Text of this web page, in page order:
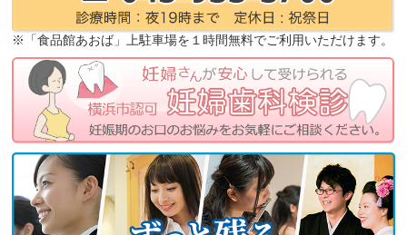
※「食品館あおば」上駐車場を１時間無料でご利用いただけます。